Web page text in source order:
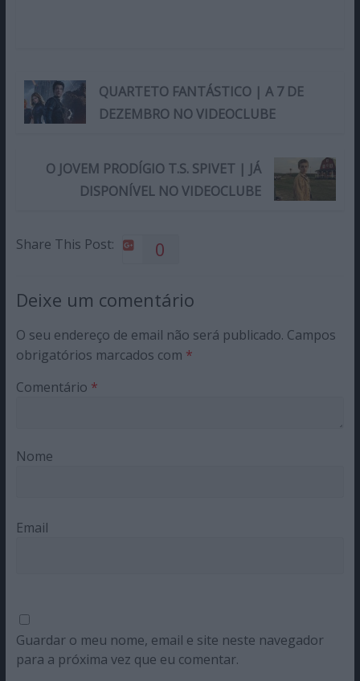
QUARTETO FANTÁSTICO | A 7 DE
DEZEMBRO NO VIDEOCLUBE
O JOVEM PRODÍGIO T.S. SPIVET | JÁ
DISPONÍVEL NO VIDEOCLUBE
Share This Post: 0
Deixe um comentário
O seu endereço de email não será publicado. Campos
obrigatórios marcados com *
Comentário *
Nome
Email
Guardar o meu nome, email e site neste navegador
para a próxima vez que eu comentar.